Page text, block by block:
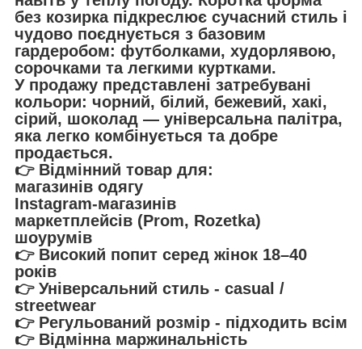
без козирка підкреслює сучасний стиль і
чудово поєднується з базовим
гардеробом: футболками, худорлявою,
сорочками та легкими куртками.
У продажу представлені затребувані
кольори: чорний, білий, бежевий, хакі,
сірий, шоколад — універсальна палітра,
яка легко комбінується та добре
продається.
👉 Відмінний товар для:
магазинів одягу
Instagram-магазинів
маркетплейсів (Prom, Rozetka)
шоурумів
👉 Високий попит серед жінок 18–40
років
👉 Універсальний стиль - casual /
streetwear
👉 Регульований розмір - підходить всім
👉 Відмінна маржинальність